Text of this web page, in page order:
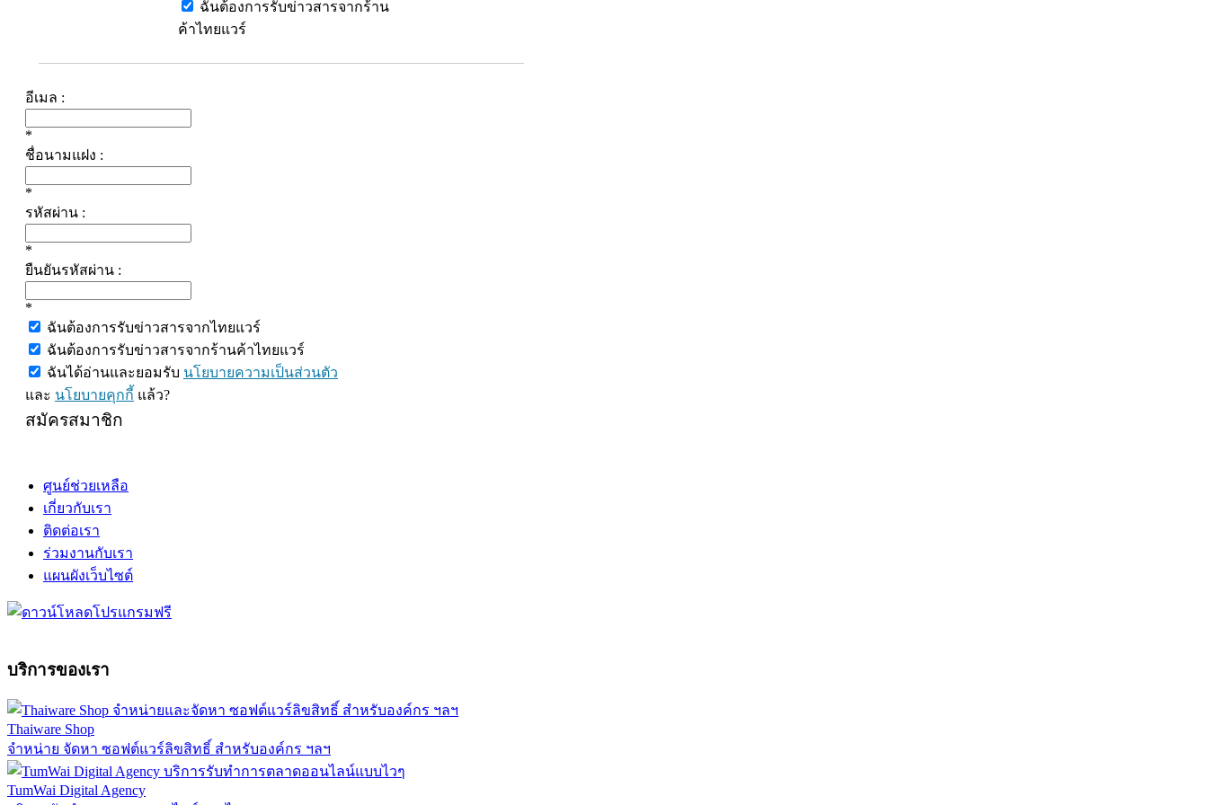
ฉันต้องการรับข่าวสารจากร้าน
ค้าไทยแวร์
อีเมล :
*
ชื่อนามแฝง :
*
รหัสผ่าน :
*
ยืนยันรหัสผ่าน :
*
ฉันต้องการรับข่าวสารจากไทยแวร์
ฉันต้องการรับข่าวสารจากร้านค้าไทยแวร์
ฉันได้อ่านและยอมรับ นโยบายความเป็นส่วนตัว
และ นโยบายคุกกี้ แล้ว?
สมัครสมาชิก
ศูนย์ช่วยเหลือ
เกี่ยวกับเรา
ติดต่อเรา
ร่วมงานกับเรา
แผนผังเว็บไซต์
บริการของเรา
Thaiware Shop
จำหน่าย จัดหา ซอฟต์แวร์ลิขสิทธิ์ สำหรับองค์กร ฯลฯ
TumWai Digital Agency